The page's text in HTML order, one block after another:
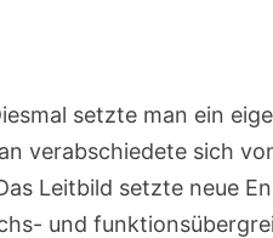
setzte man ein
verabschiedete sich
Leitbild setzte neue
und